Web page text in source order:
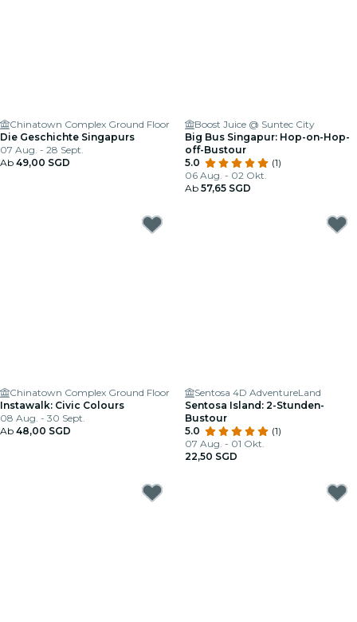
Chinatown Complex Ground Floor
Die Geschichte Singapurs
07 Aug. - 28 Sept.
Ab 49,00 SGD
Boost Juice @ Suntec City
Big Bus Singapur: Hop-on-Hop-
off-Bustour
5.0
(1)
06 Aug. - 02 Okt.
Ab 57,65 SGD
Chinatown Complex Ground Floor
Instawalk: Civic Colours
08 Aug. - 30 Sept.
Ab 48,00 SGD
Sentosa 4D AdventureLand
Sentosa Island: 2-Stunden-
Bustour
5.0
(1)
07 Aug. - 01 Okt.
22,50 SGD